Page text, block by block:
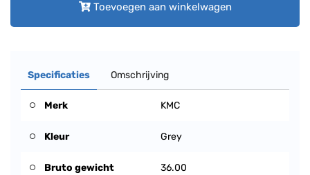
Toevoegen aan winkelwagen
Specificaties Omschrijving
Merk KMC
Kleur Grey
Bruto gewicht 36.00